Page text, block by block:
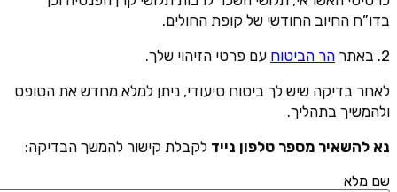
בדו”ח החיוב החודשי של קופת החולים.
2. באתר
הר הביטוח עם פרטי הזיהוי שלך.
לאחר בדיקה שיש לך ביטוח סיעודי, ניתן למלא מחדש את הטופס
ולהמשיך בתהליך.
נא להשאיר מספר טלפון נייד לקבלת קישור להמשך הבדיקה:
שם מלא